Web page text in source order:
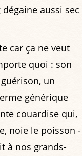
aussi sec
car ça ne veut
quoi : son
un
générique
couardise qui,
noie le poisson -
à nos grands-